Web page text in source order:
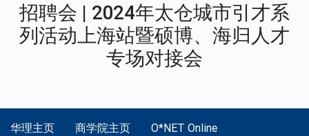
招聘会 | 2024年太仓城市引才系
列活动上海站暨硕博、海归人才
专场对接会
华理主页 商学院主页
O*NET Online